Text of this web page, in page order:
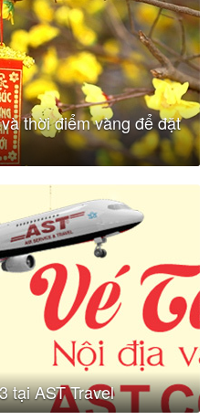
thời điểm vàng để đặt
tại AST Travel